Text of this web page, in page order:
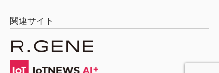
関連サイト